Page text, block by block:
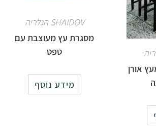
אורן
SHAIDOV הגלריה
מסגרת עץ מעוצבת עם
טפט
מידע נוסף